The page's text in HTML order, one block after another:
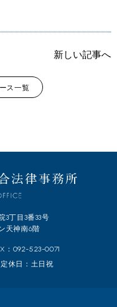
新しい記事へ
ス一覧
3丁目3番33号
天神南6階
：092-523-0071
定休日：土日祝